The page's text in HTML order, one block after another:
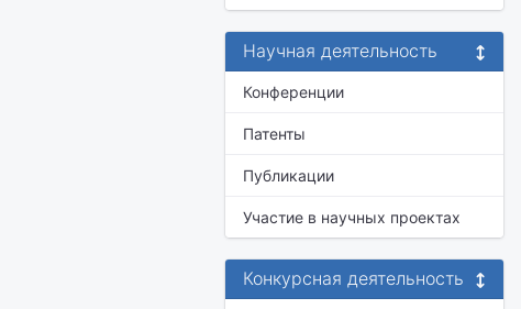
Научная деятельность
Конференции
Патенты
Публикации
Участие в научных проектах
Конкурсная деятельность